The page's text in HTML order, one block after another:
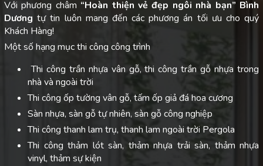
Với phương châm “Hoàn thiện vẻ đẹp ngôi nhà bạn” Bình
Dươngtự tin luôn mang đến các phương án tối ưu cho quý
Khách Hàng!
Một số hạng mục thi công công trình
Thi công trần nhựa vân gỗ, thi công trần gỗ nhựa trong
nhà và ngoài trời
Thi công ốp tường vân gỗ, tấm ốp giả đá hoa cương
Sàn nhựa, sàn gỗ tự nhiên, sàn gỗ công nghiệp
Thi công thanh lam trụ, thanh lam ngoài trời Pergola
Thi công thảm lót sàn, thảm nhựa trải sàn, thảm nhựa
vinyl, thảm sự kiện